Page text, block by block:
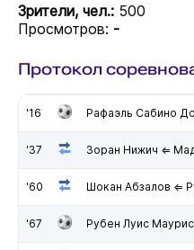
Зрители, чел.: 500
Просмотров: -
Протокол
'16 Рафаэль Сабино
'37 Зоран Нижич ⇐
'60 Шокан Абзалов ⇐
'67 Рубен Луис